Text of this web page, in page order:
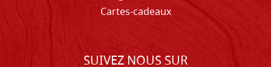
Cartes-cadeaux
SUIVEZ NOUS SUR